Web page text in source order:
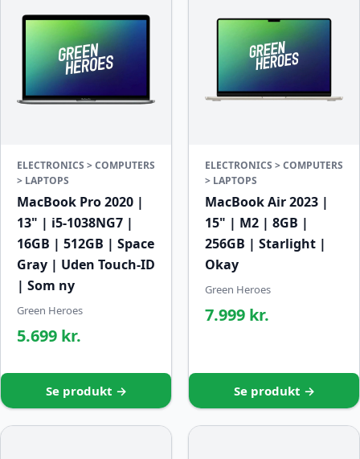
ELECTRONICS > COMPUTERS
> LAPTOPS
MacBook Pro 2020 |
13" | i5-1038NG7 |
16GB | 512GB | Space
Gray | Uden Touch-ID
| Som ny
Green Heroes
5.699 kr.
Se produkt →
ELECTRONICS > COMPUTERS
> LAPTOPS
MacBook Air 2023 |
15" | M2 | 8GB |
256GB | Starlight |
Okay
Green Heroes
7.999 kr.
Se produkt →